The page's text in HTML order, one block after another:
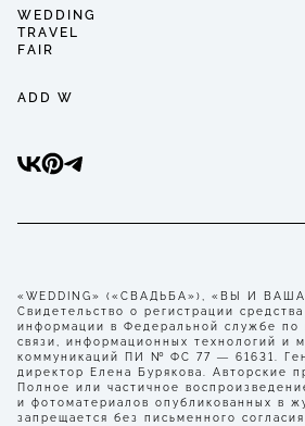
WEDDING
TRAVEL
FAIR
ADD W
«WEDDING» («СВАДЬБА»), «ВЫ И
Свидетельство о регистрации
информации в Федеральной службе по
связи, информационных технологий и
коммуникаций ПИ № ФС 77 — 61631.
директор Елена Бурякова. Авторские
Полное или частичное
и фотоматериалов опубликованных в
запрещается без письменного согласия